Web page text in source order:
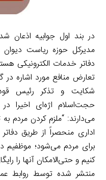
در بند اول جوابیه اذعان
مدیرکل حوزه ریاست
دفاتر خدمات الکترونیکی
تعارض منافع مورد اشاره
شکایت و تذکر رئیس
حجت‌اسلام اژه‌ای اخیرا
می‌دارند: “ملزم کردن مردم
اداری منحصراً از طریق
برای مردم می‌شود؛ موظفیم
کنیم و حتی‌الامکان آنها را